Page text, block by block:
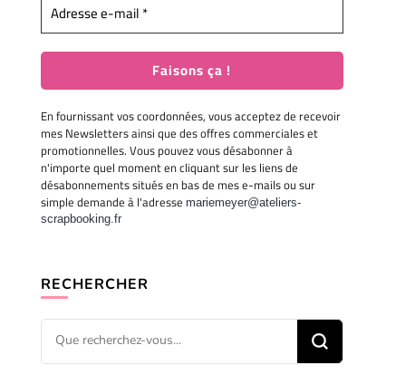
En fournissant vos coordonnées, vous acceptez de recevoir
mes Newsletters ainsi que des offres commerciales et
promotionnelles. Vous pouvez vous désabonner à
n'importe quel moment en cliquant sur les liens de
désabonnements situés en bas de mes e-mails ou sur
simple demande à l'adresse mariemeyer@ateliers-
scrapbooking.fr
RECHERCHER
Vous
recherchiez